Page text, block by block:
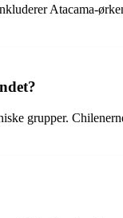
Atacama-
grupper.